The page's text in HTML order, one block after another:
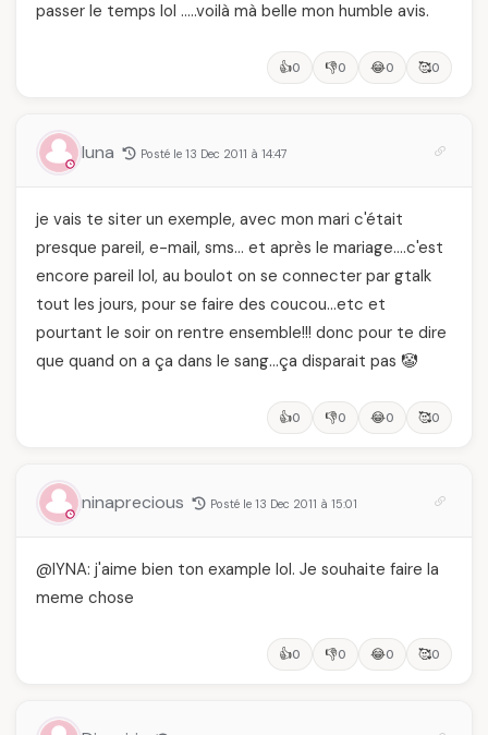
passer le temps lol …..voilà mà belle mon humble avis.
👍0 👎0 😂0 🥰0
luna Posté le 13 Dec 2011 à 14:47
je vais te siter un exemple, avec mon mari c'était
presque pareil, e-mail, sms… et après le mariage….c'est
encore pareil lol, au boulot on se connecter par gtalk
tout les jours, pour se faire des coucou…etc et
pourtant le soir on rentre ensemble!!! donc pour te dire
que quand on a ça dans le sang…ça disparait pas 🤡
👍0 👎0 😂0 🥰0
ninaprecious Posté le 13 Dec 2011 à 15:01
@lYNA: j'aime bien ton example lol. Je souhaite faire la
meme chose
👍0 👎0 😂0 🥰0